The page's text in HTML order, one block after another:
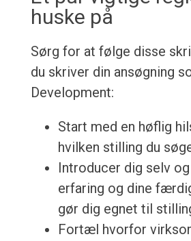
huske på
Sørg for at følge disse
du skriver din ansøgning
Development:
Start med en høflig
hvilken stilling du
Introducer dig selv
erfaring og dine
gør dig egnet til
Fortæl hvorfor